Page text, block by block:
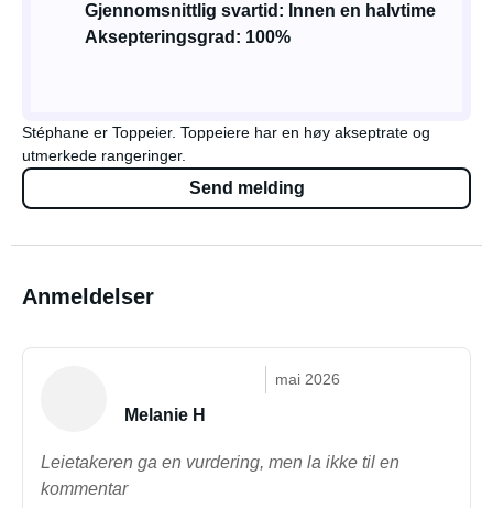
Gjennomsnittlig svartid: Innen en halvtime
Aksepteringsgrad: 100%
Stéphane er Toppeier. Toppeiere har en høy akseptrate og
utmerkede rangeringer.
Send melding
Anmeldelser
mai 2026
Melanie H
Leietakeren ga en vurdering, men la ikke til en
kommentar